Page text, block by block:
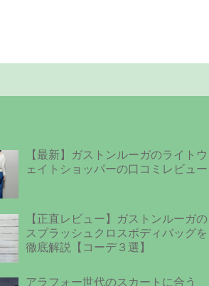
【最新】ガストンルーガのライトウ
ェイトショッパーの口コミレビュー
【正直レビュー】ガストンルーガの
スプラッシュクロスボディバッグを
徹底解説【コーデ３選】
アラフォー世代のスカートに合う